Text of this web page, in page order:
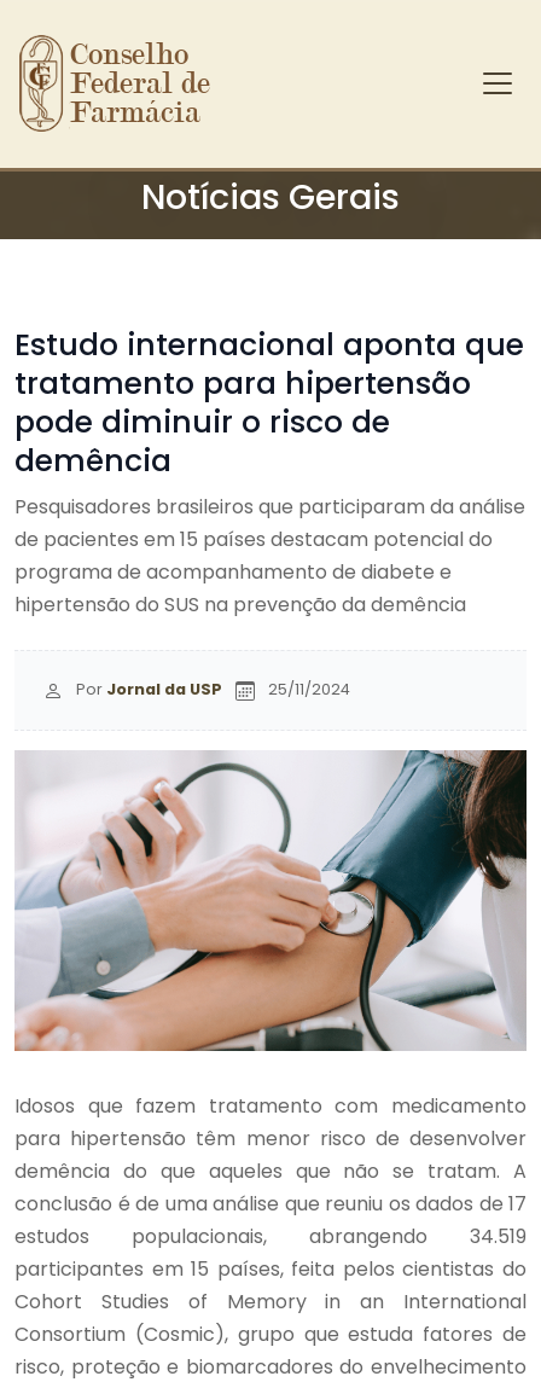
Ir para o conteúdo principal
Conselho
Federal de
Farmácia
Notícias Gerais
Estudo internacional aponta que
tratamento para hipertensão
pode diminuir o risco de
demência
Pesquisadores brasileiros que participaram da análise
de pacientes em 15 países destacam potencial do
programa de acompanhamento de diabete e
hipertensão do SUS na prevenção da demência
Por Jornal da USP 25/11/2024
Idosos que fazem tratamento com medicamento
para hipertensão têm menor risco de desenvolver
demência do que aqueles que não se tratam. A
conclusão é de uma análise que reuniu os dados de 17
estudos populacionais, abrangendo 34.519
participantes em 15 países, feita pelos cientistas do
Cohort Studies of Memory in an International
Consortium (Cosmic), grupo que estuda fatores de
risco, proteção e biomarcadores do envelhecimento